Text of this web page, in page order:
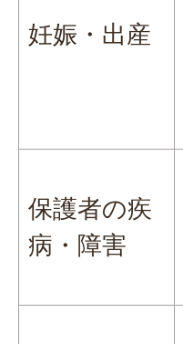
妊娠・出産
保護者の疾
病・障害